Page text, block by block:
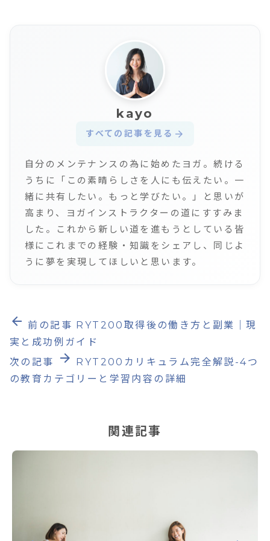
kayo
すべての記事を見る arrow_forward
自分のメンテナンスの為に始めたヨガ。続ける
うちに「この素晴らしさを人にも伝えたい。一
緒に共有したい。もっと学びたい。」と思いが
高まり、ヨガインストラクターの道にすすみま
した。これから新しい道を進もうとしている皆
様にこれまでの経験・知識をシェアし、同じよ
うに夢を実現してほしいと思います。
arrow_back 前の記事 RYT200取得後の働き方と副業｜現
実と成功例ガイド
次の記事
arrow_forward RYT200カリキュラム完全解説-4つ
の教育カテゴリーと学習内容の詳細
関連記事